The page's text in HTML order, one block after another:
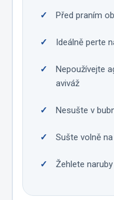
Před praním
Ideálně perte
Nepoužívejte
aviváž
Nesušte v
Sušte volně
Žehlete